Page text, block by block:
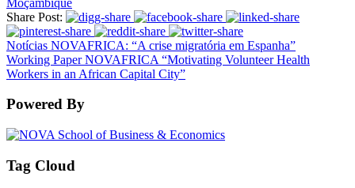
Share Post:
Notícias NOVAFRICA: “A crise migratória em Espanha”
Working Paper NOVAFRICA “Motivating Volunteer Health
Workers in an African Capital City”
Powered By
Tag Cloud